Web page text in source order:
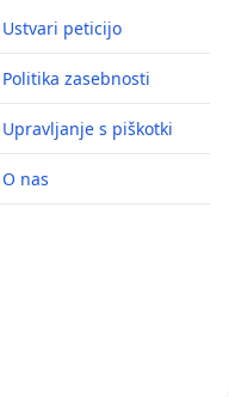
Ustvari peticijo
Politika zasebnosti
Upravljanje s piškotki
O nas